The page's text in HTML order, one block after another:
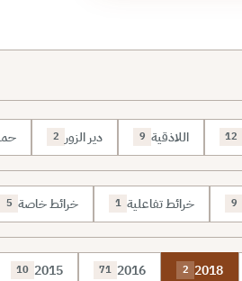
12 اللاذقية 9 دير الزور 2
9 خرائط تفاعلية 1 خرائط خاصة 5
2018
2
2016
71
2015
10